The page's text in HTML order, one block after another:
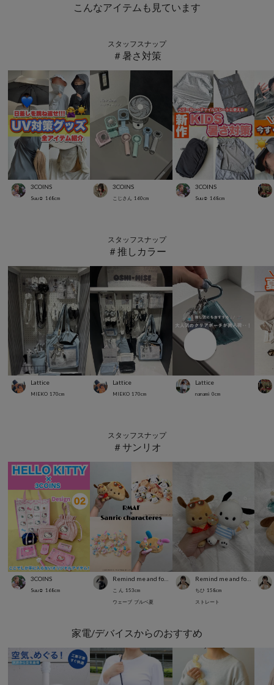
こんなアイテムも見ています
スタッフスナップ
＃暑さ対策
3COINS
Suu☺︎ 168cm
3COINS
こじさん 160cm
3COINS
Suu☺︎ 168cm
スタッフスナップ
＃推しカラー
Lattice
MIEKO 170cm
Lattice
MIEKO 170cm
Lattice
nanami 0cm
スタッフスナップ
＃サンリオ
3COINS
Suu☺︎ 168cm こ ん 153cm
ウェーブ ブルベ夏
Remind me and forever
ちひ 158cm
ストレート
家電/デバイスからのおすすめ